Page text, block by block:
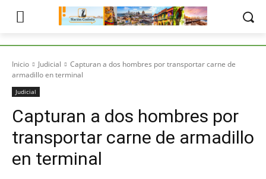
Inicio Judicial
Capturan a dos hombres por transportar carne de
armadillo en terminal
Judicial
Capturan a dos hombres por
transportar carne de armadillo
en terminal